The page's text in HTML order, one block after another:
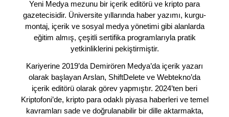
Yeni Medya mezunu bir içerik editörü ve kripto para
gazetecisidir. Üniversite yıllarında haber yazımı, kurgu-
montaj, içerik ve sosyal medya yönetimi gibi alanlarda
eğitim almış, çeşitli sertifika programlarıyla pratik
yetkinliklerini pekiştirmiştir.
Kariyerine 2019’da Demirören Medya’da içerik yazarı
olarak başlayan Arslan, ShiftDelete ve Webtekno’da
içerik editörü olarak görev yapmıştır. 2024’ten beri
Kriptofoni’de, kripto para odaklı piyasa haberleri ve temel
kavramları sade ve doğrulanabilir bir dille aktarmakta,